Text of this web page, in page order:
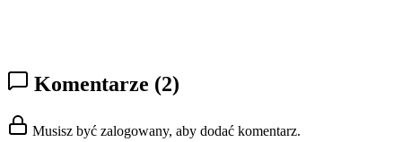
Komentarze (2)
Musisz być zalogowany, aby dodać komentarz.